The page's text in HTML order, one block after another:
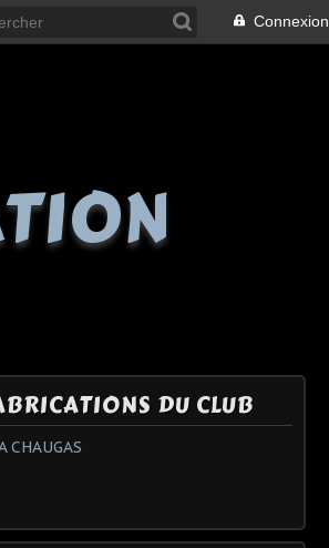
Connexion
DU CLUB
CHAUGAS